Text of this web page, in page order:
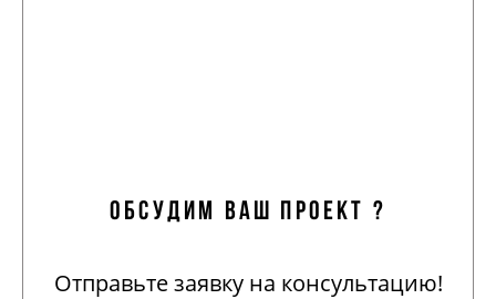
обсудим ваш проект ?
Отправьте заявку на консультацию!